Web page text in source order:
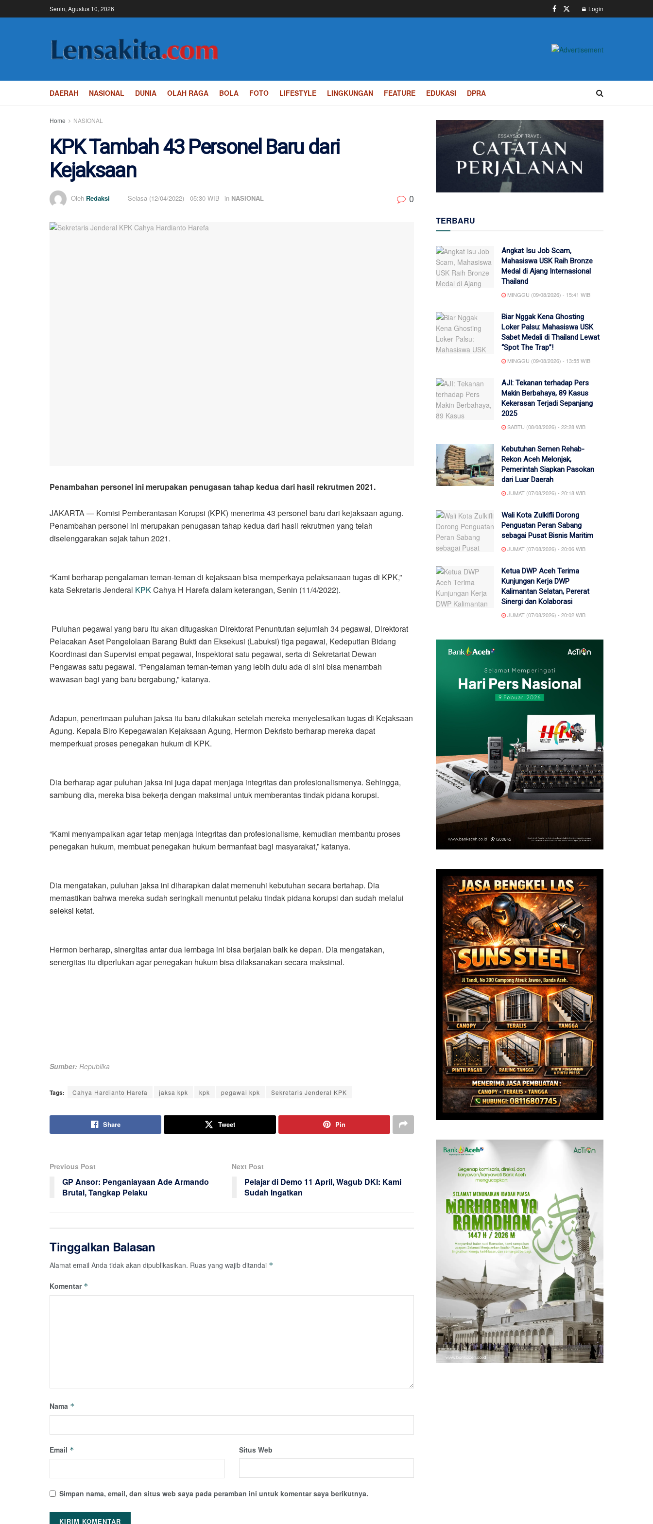
Senin, Agustus 10, 2026 Login
DAERAH NASIONAL DUNIA OLAH RAGA BOLA FOTO LIFESTYLE LINGKUNGAN FEATURE EDUKASI DPRA
Home NASIONAL
KPK Tambah 43 Personel Baru dari
Kejaksaan
Oleh Redaksi Selasa (12/04/2022) - 05:30 WIB in NASIONAL 0
Penambahan personel ini merupakan penugasan tahap kedua dari hasil rekrutmen 2021.
JAKARTA — Komisi Pemberantasan Korupsi (KPK) menerima 43 personel baru dari kejaksaan agung.
Penambahan personel ini merupakan penugasan tahap kedua dari hasil rekrutmen yang telah
diselenggarakan sejak tahun 2021.
“Kami berharap pengalaman teman-teman di kejaksaan bisa memperkaya pelaksanaan tugas di KPK,”
kata Sekretaris Jenderal KPKCahya H Harefa dalam keterangan, Senin (11/4/2022).
Puluhan pegawai yang baru itu akan ditugaskan Direktorat Penuntutan sejumlah 34 pegawai, Direktorat
Pelacakan Aset Pengelolaan Barang Bukti dan Eksekusi (Labuksi) tiga pegawai, Kedeputian Bidang
Koordinasi dan Supervisi empat pegawai, Inspektorat satu pegawai, serta di Sekretariat Dewan
Pengawas satu pegawai. “Pengalaman teman-teman yang lebih dulu ada di sini bisa menambah
wawasan bagi yang baru bergabung,” katanya.
Adapun, penerimaan puluhan jaksa itu baru dilakukan setelah mereka menyelesaikan tugas di Kejaksaan
Agung. Kepala Biro Kepegawaian Kejaksaan Agung, Hermon Dekristo berharap mereka dapat
memperkuat proses penegakan hukum di KPK.
Dia berharap agar puluhan jaksa ini juga dapat menjaga integritas dan profesionalismenya. Sehingga,
sambung dia, mereka bisa bekerja dengan maksimal untuk memberantas tindak pidana korupsi.
“Kami menyampaikan agar tetap menjaga integritas dan profesionalisme, kemudian membantu proses
penegakan hukum, membuat penegakan hukum bermanfaat bagi masyarakat,” katanya.
Dia mengatakan, puluhan jaksa ini diharapkan dalat memenuhi kebutuhan secara bertahap. Dia
memastikan bahwa mereka sudah seringkali menuntut pelaku tindak pidana korupsi dan sudah melalui
seleksi ketat.
Hermon berharap, sinergitas antar dua lembaga ini bisa berjalan baik ke depan. Dia mengatakan,
senergitas itu diperlukan agar penegakan hukum bisa dilaksanakan secara maksimal.
Sumber: Republika
Tags: Cahya Hardianto Harefa jaksa kpk kpk pegawai kpk Sekretaris Jenderal KPK
Share Tweet Pin
Previous Post
GP Ansor: Penganiayaan Ade Armando
Brutal, Tangkap Pelaku
Next Post
Pelajar di Demo 11 April, Wagub DKI: Kami
Sudah Ingatkan
Tinggalkan Balasan
Alamat email Anda tidak akan dipublikasikan. Ruas yang wajib ditandai *
Komentar *
Nama *
Email * Situs Web
Simpan nama, email, dan situs web saya pada peramban ini untuk komentar saya berikutnya.
TERBARU
Angkat Isu Job Scam,
Mahasiswa USK Raih Bronze
Medal di Ajang Internasional
Thailand
MINGGU (09/08/2026) - 15:41 WIB
Biar Nggak Kena Ghosting
Loker Palsu: Mahasiswa USK
Sabet Medali di Thailand Lewat
“Spot The Trap”!
MINGGU (09/08/2026) - 13:55 WIB
AJI: Tekanan terhadap Pers
Makin Berbahaya, 89 Kasus
Kekerasan Terjadi Sepanjang
2025
SABTU (08/08/2026) - 22:28 WIB
Kebutuhan Semen Rehab-
Rekon Aceh Melonjak,
Pemerintah Siapkan Pasokan
dari Luar Daerah
JUMAT (07/08/2026) - 20:18 WIB
Wali Kota Zulkifli Dorong
Penguatan Peran Sabang
sebagai Pusat Bisnis Maritim
JUMAT (07/08/2026) - 20:06 WIB
Ketua DWP Aceh Terima
Kunjungan Kerja DWP
Kalimantan Selatan, Pererat
Sinergi dan Kolaborasi
JUMAT (07/08/2026) - 20:02 WIB